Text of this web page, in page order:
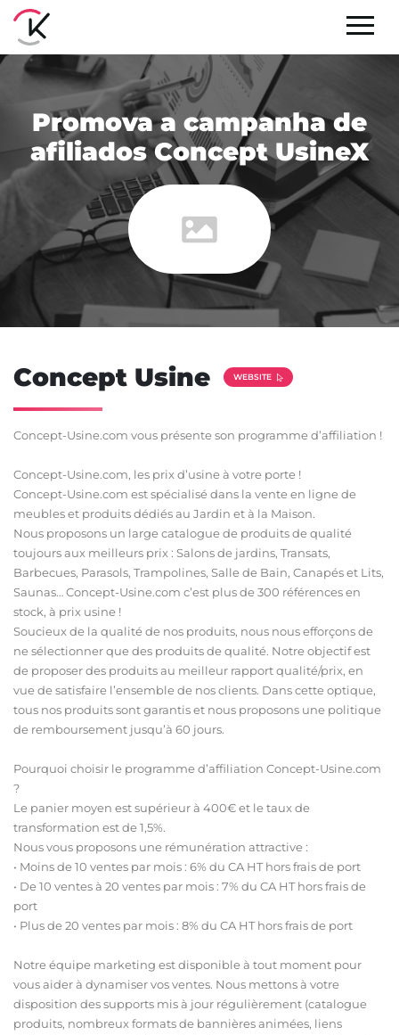
Promova a campanha de
afiliados Concept UsineX
Concept Usine WEBSITE
Concept-Usine.com vous présente son programme d’affiliation !
Concept-Usine.com, les prix d’usine à votre porte !
Concept-Usine.com est spécialisé dans la vente en ligne de
meubles et produits dédiés au Jardin et à la Maison.
Nous proposons un large catalogue de produits de qualité
toujours aux meilleurs prix : Salons de jardins, Transats,
Barbecues, Parasols, Trampolines, Salle de Bain, Canapés et Lits,
Saunas… Concept-Usine.com c’est plus de 300 références en
stock, à prix usine !
Soucieux de la qualité de nos produits, nous nous efforçons de
ne sélectionner que des produits de qualité. Notre objectif est
de proposer des produits au meilleur rapport qualité/prix, en
vue de satisfaire l’ensemble de nos clients. Dans cette optique,
tous nos produits sont garantis et nous proposons une politique
de remboursement jusqu’à 60 jours.
Pourquoi choisir le programme d’affiliation Concept-Usine.com
?
Le panier moyen est supérieur à 400€ et le taux de
transformation est de 1,5%.
Nous vous proposons une rémunération attractive :
• Moins de 10 ventes par mois : 6% du CA HT hors frais de port
• De 10 ventes à 20 ventes par mois : 7% du CA HT hors frais de
port
• Plus de 20 ventes par mois : 8% du CA HT hors frais de port
Notre équipe marketing est disponible à tout moment pour
vous aider à dynamiser vos ventes. Nous mettons à votre
disposition des supports mis à jour régulièrement (catalogue
produits, nombreux formats de bannières animées, liens